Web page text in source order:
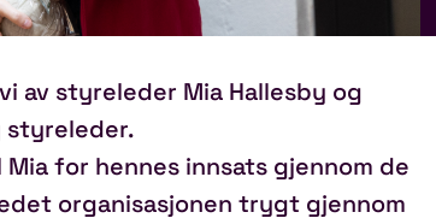
av styreleder Mia Hallesby og
styreleder.
for hennes innsats gjennom de
organisasjonen trygt gjennom